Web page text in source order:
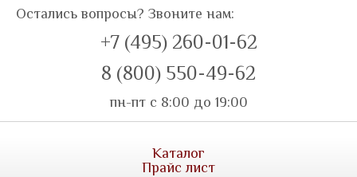
Остались вопросы? Звоните нам:
+7 (495) 260-01-62
8 (800) 550-49-62
пн-пт с 8:00 до 19:00
Каталог
Прайс лист